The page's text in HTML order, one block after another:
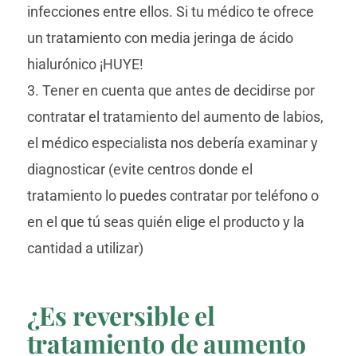
infecciones entre ellos. Si tu médico te ofrece
un tratamiento con media jeringa de ácido
hialurónico ¡HUYE!
3. Tener en cuenta que antes de decidirse por
contratar el tratamiento del aumento de labios,
el médico especialista nos debería examinar y
diagnosticar (evite centros donde el
tratamiento lo puedes contratar por teléfono o
en el que tú seas quién elige el producto y la
cantidad a utilizar)
¿Es reversible el
tratamiento de aumento